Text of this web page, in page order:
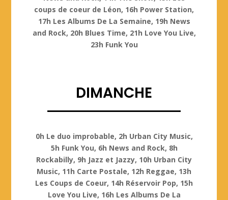
coups de coeur de Léon, 16h Power Station,
17h Les Albums De La Semaine, 19h News
and Rock, 20h Blues Time, 21h Love You Live,
23h Funk You
DIMANCHE
0h Le duo improbable, 2h Urban City Music,
5h Funk You, 6h News and Rock, 8h
Rockabilly, 9h Jazz et Jazzy, 10h Urban City
Music, 11h Carte Postale, 12h Reggae, 13h
Les Coups de Coeur, 14h Réservoir Pop, 15h
Love You Live, 16h Les Albums De La